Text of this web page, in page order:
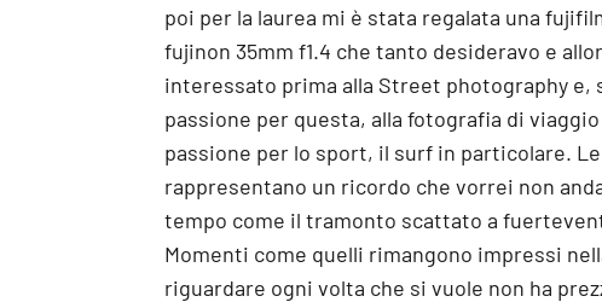
poi per la laurea mi è stata regalata una
fujinon 35mm f1.4 che tanto desideravo e
interessato prima alla Street photography e,
passione per questa, alla fotografia di
passione per lo sport, il surf in particolare.
rappresentano un ricordo che vorrei non
tempo come il tramonto scattato a
Momenti come quelli rimangono impressi
riguardare ogni volta che si vuole non ha